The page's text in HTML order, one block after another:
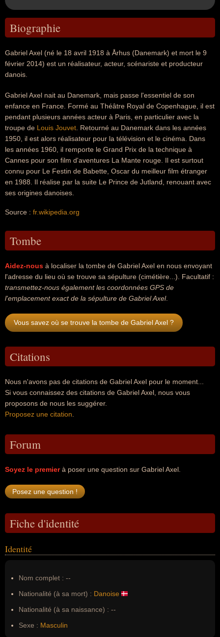
Biographie
Gabriel Axel (né le 18 avril 1918 à Århus (Danemark) et mort le 9
février 2014) est un réalisateur, acteur, scénariste et producteur
danois.
Gabriel Axel nait au Danemark, mais passe l'essentiel de son
enfance en France. Formé au Théâtre Royal de Copenhague, il est
pendant plusieurs années acteur à Paris, en particulier avec la
troupe de Louis Jouvet . Retourné au Danemark dans les années
1950, il est alors réalisateur pour la télévision et le cinéma. Dans
les années 1960, il remporte le Grand Prix de la technique à
Cannes pour son film d'aventures La Mante rouge. Il est surtout
connu pour Le Festin de Babette, Oscar du meilleur film étranger
en 1988. Il réalise par la suite Le Prince de Jutland, renouant avec
ses origines danoises.
Source : fr.wikipedia.org
Tombe
Aidez-nous à localiser la tombe de Gabriel Axel en nous envoyant
l'adresse du lieu où se trouve sa sépulture (cimétière...). Facultatif :
transmettez-nous également les coordonnées GPS de
l'emplacement exact de la sépulture de Gabriel Axel.
Vous savez où se trouve la tombe de Gabriel Axel ?
Citations
Nous n'avons pas de citations de Gabriel Axel pour le moment...
Si vous connaissez des citations de Gabriel Axel, nous vous
proposons de nous les suggérer.
Proposez une citation
Forum
Soyez le premierà poser une question sur Gabriel Axel.
Fiche d'identité
Identité
Nom complet : --
Nationalité (à sa mort) : Danoise
Nationalité (à sa naissance) : --
Sexe : Masculin